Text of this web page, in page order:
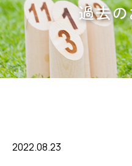
過去
2022.08.23